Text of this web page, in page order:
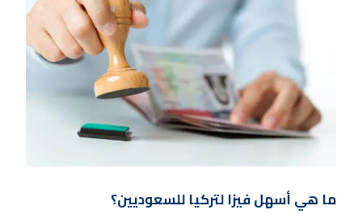
ما هي أسهل فيزا لتركيا للسعوديين؟